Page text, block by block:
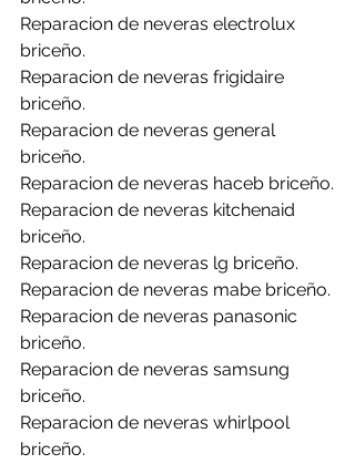
Reparacion de neveras electrolux
briceño.
Reparacion de neveras frigidaire
briceño.
Reparacion de neveras general
briceño.
Reparacion de neveras haceb briceño.
Reparacion de neveras kitchenaid
briceño.
Reparacion de neveras lg briceño.
Reparacion de neveras mabe briceño.
Reparacion de neveras panasonic
briceño.
Reparacion de neveras samsung
briceño.
Reparacion de neveras whirlpool
briceño.